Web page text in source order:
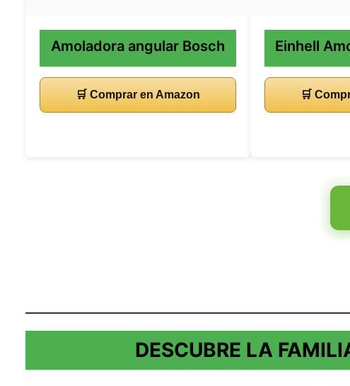
Amoladora angular Bosch
🛒 Comprar en Amazon
Einhell
🛒
DESCUBRE LA